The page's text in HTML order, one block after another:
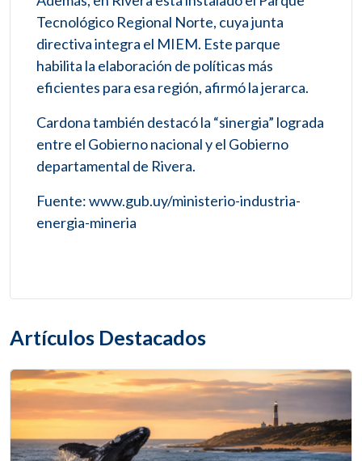
Tecnológico Regional Norte, cuya junta
directiva integra el MIEM. Este parque
habilita la elaboración de políticas más
eficientes para esa región, afirmó la jerarca.
Cardona también destacó la “sinergia” lograda
entre el Gobierno nacional y el Gobierno
departamental de Rivera.
Fuente: www.gub.uy/ministerio-industria-
energia-mineria
Artículos Destacados